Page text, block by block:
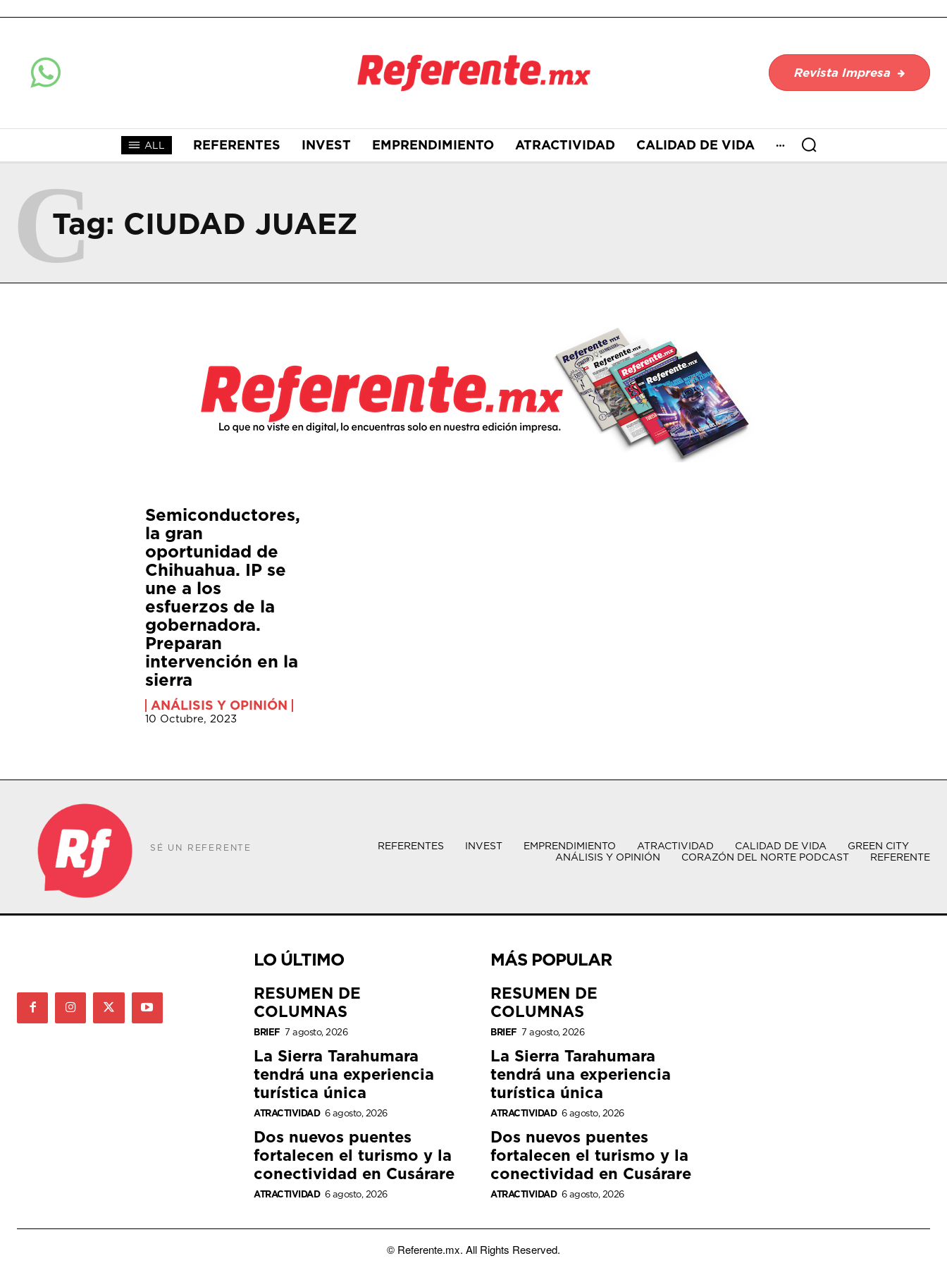
Revista Impresa
ALL REFERENTES INVEST EMPRENDIMIENTO ATRACTIVIDAD CALIDAD DE VIDA
Tag: CIUDAD JUAEZ
C
Semiconductores,
la gran
oportunidad de
Chihuahua. IP se
une a los
esfuerzos de la
gobernadora.
Preparan
intervención en la
sierra
ANÁLISIS Y OPINIÓN
10 Octubre, 2023
SÉ UN REFERENTE REFERENTES INVEST EMPRENDIMIENTO ATRACTIVIDAD CALIDAD DE VIDA
GREEN CITY
ANÁLISIS Y OPINIÓN
CORAZÓN DEL NORTE PODCAST REFERENTE
LO ÚLTIMO
RESUMEN DE
COLUMNAS
BRIEF 7 agosto, 2026
La Sierra Tarahumara
tendrá una experiencia
turística única
ATRACTIVIDAD 6 agosto, 2026
Dos nuevos puentes
fortalecen el turismo y la
conectividad en Cusárare
ATRACTIVIDAD 6 agosto, 2026
MÁS POPULAR
RESUMEN DE
COLUMNAS
BRIEF 7 agosto, 2026
La Sierra Tarahumara
tendrá una experiencia
turística única
ATRACTIVIDAD 6 agosto, 2026
Dos nuevos puentes
fortalecen el turismo y la
conectividad en Cusárare
ATRACTIVIDAD 6 agosto, 2026
© Referente.mx. All Rights Reserved.